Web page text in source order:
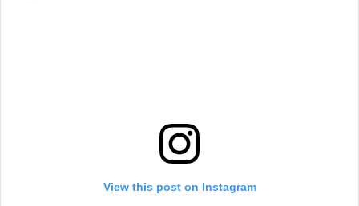
View this post on Instagram